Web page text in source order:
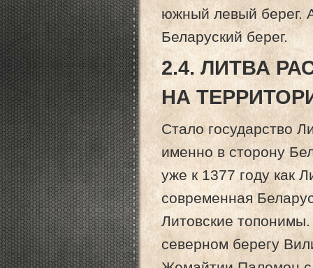
южный левый берег.
Беларуский берег.
2.4. ЛИТВА
НА
Стало государство
именно в сторону
уже к 1377 году как
современная
Литовские
северном берегу